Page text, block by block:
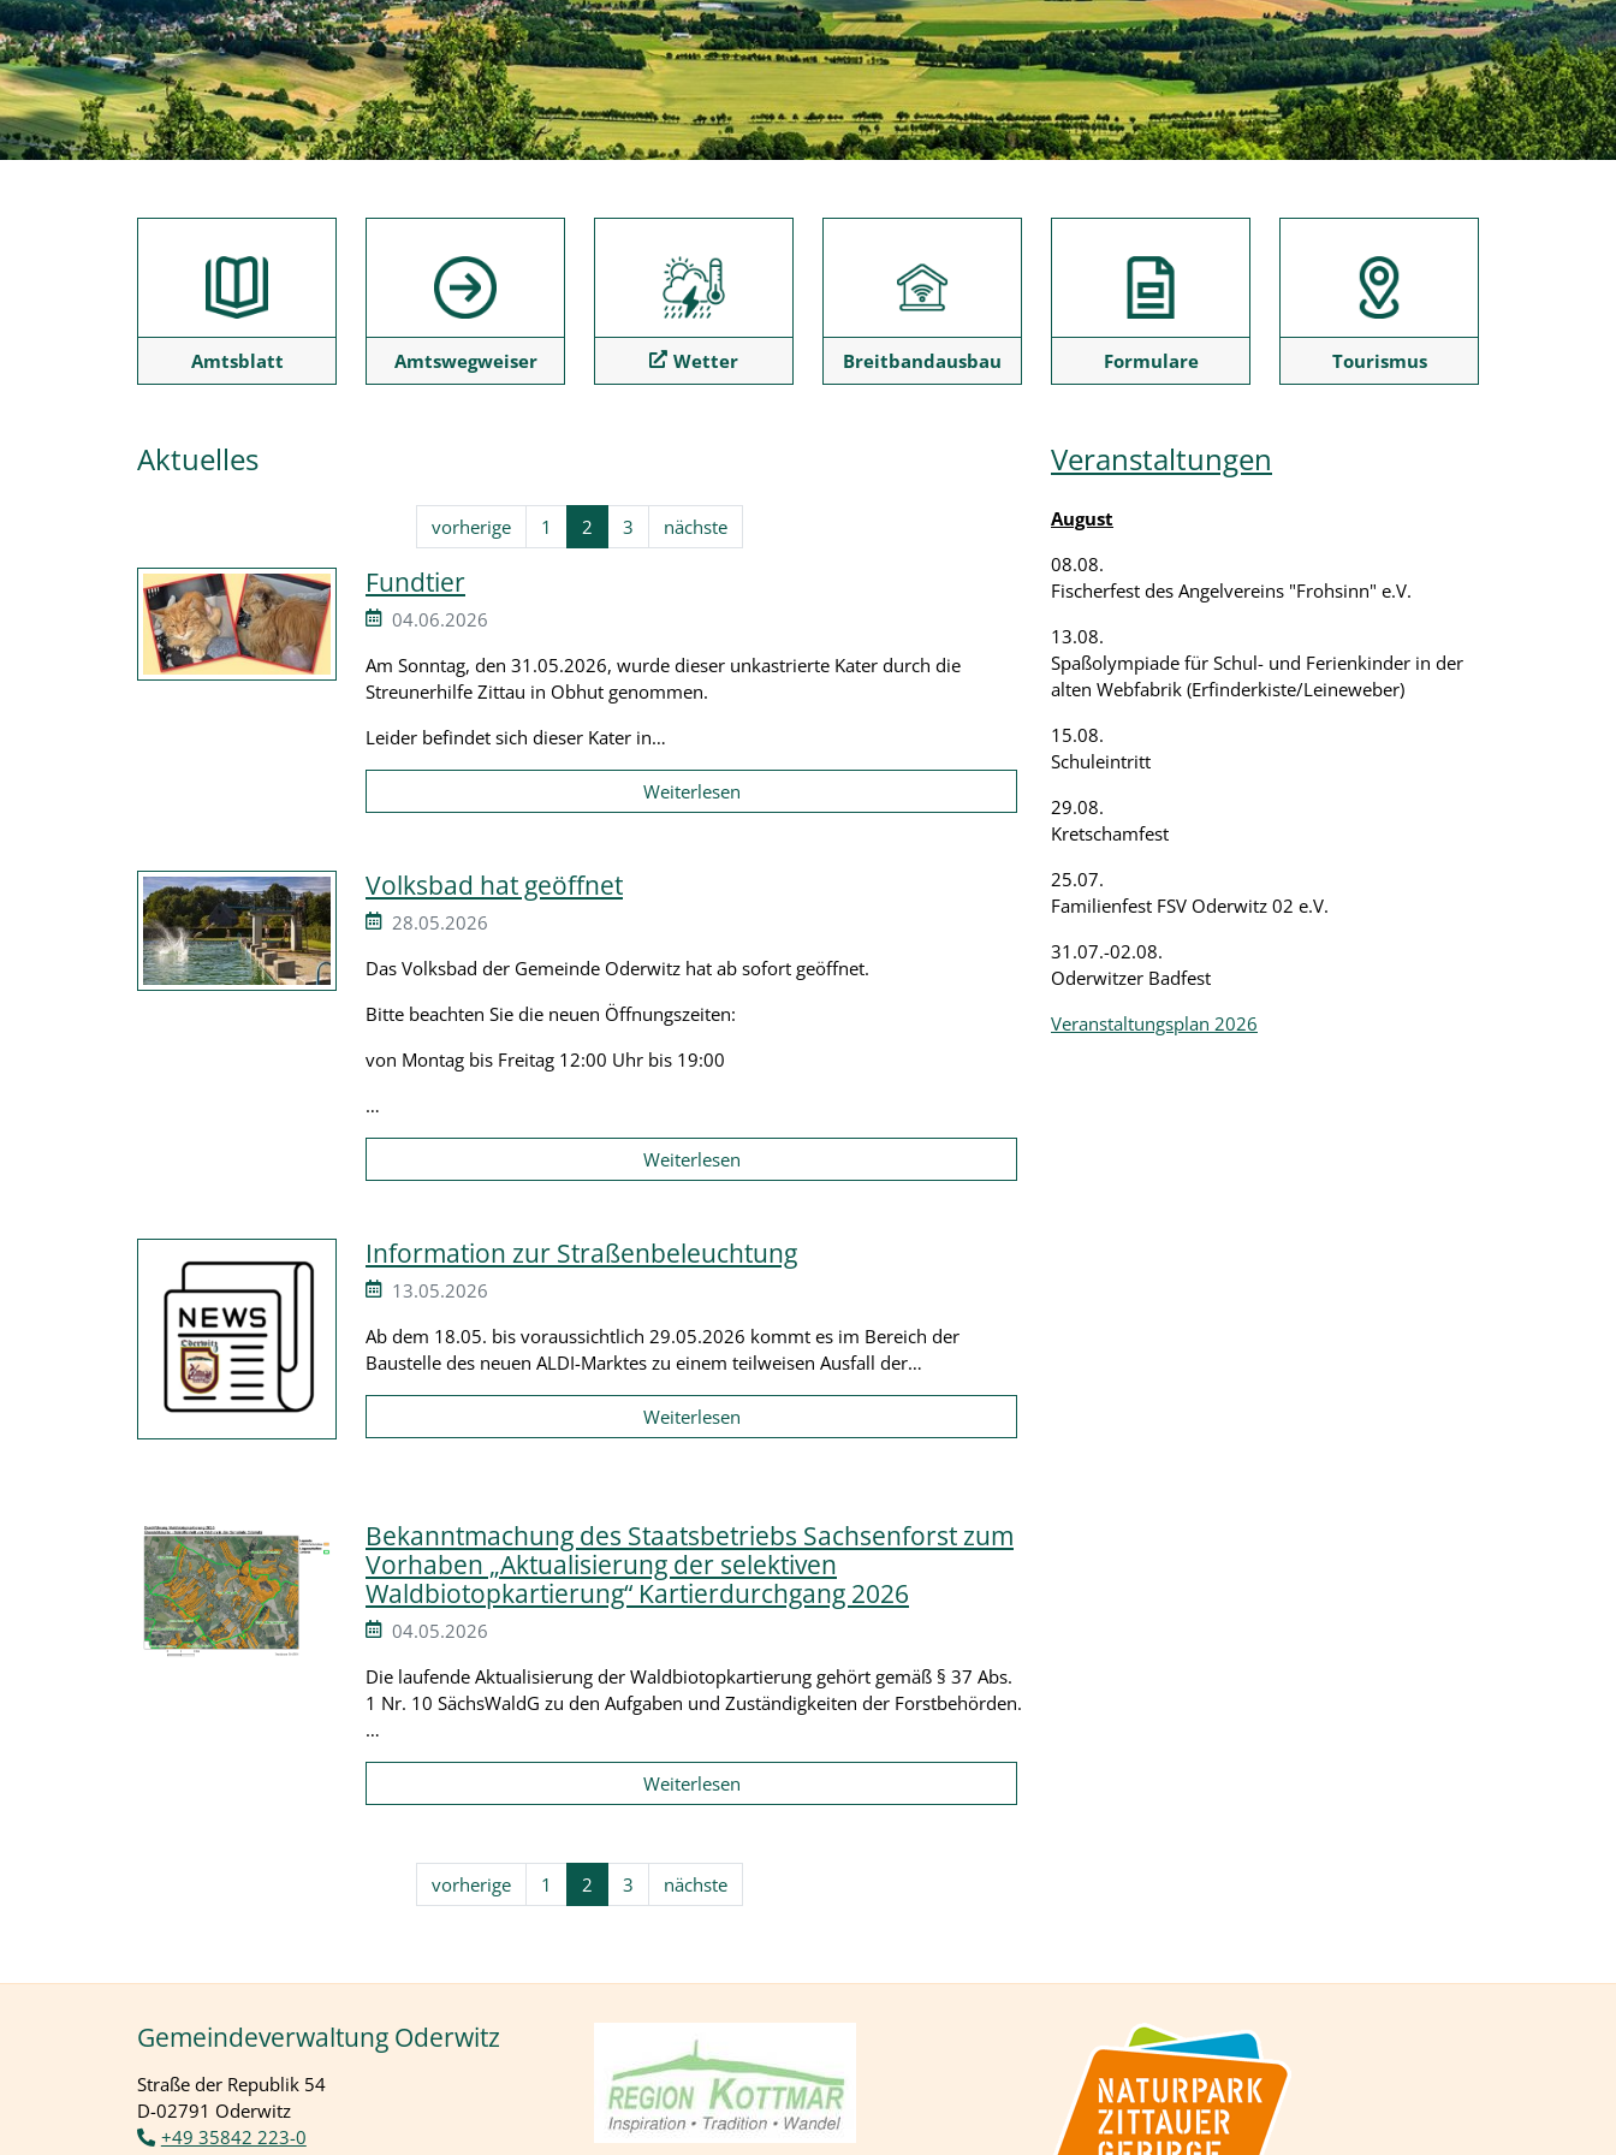
Amtsblatt Amtswegweiser Wetter Breitbandausbau Formulare Tourismus
Aktuelles
vorherige 1 2 3 nächste
Fundtier
04.06.2026
Am Sonntag, den 31.05.2026, wurde dieser unkastrierte Kater durch die
Streunerhilfe Zittau in Obhut genommen.
Leider befindet sich dieser Kater in…
Weiterlesen
Volksbad hat geöffnet
28.05.2026
Das Volksbad der Gemeinde Oderwitz hat ab sofort geöffnet.
Bitte beachten Sie die neuen Öffnungszeiten:
von Montag bis Freitag 12:00 Uhr bis 19:00
…
Weiterlesen
Information zur Straßenbeleuchtung
13.05.2026
Ab dem 18.05. bis voraussichtlich 29.05.2026 kommt es im Bereich der
Baustelle des neuen ALDI-Marktes zu einem teilweisen Ausfall der…
Weiterlesen
Bekanntmachung des Staatsbetriebs Sachsenforst zum
Vorhaben „Aktualisierung der selektiven
Waldbiotopkartierung“ Kartierdurchgang 2026
04.05.2026
Die laufende Aktualisierung der Waldbiotopkartierung gehört gemäß § 37 Abs.
1 Nr. 10 SächsWaldG zu den Aufgaben und Zuständigkeiten der Forstbehörden.
…
Weiterlesen
vorherige 1 2 3 nächste
Veranstaltungen
August
08.08.
Fischerfest des Angelvereins "Frohsinn" e.V.
13.08.
Spaßolympiade für Schul- und Ferienkinder in der
alten Webfabrik (Erfinderkiste/Leineweber)
15.08.
Schuleintritt
29.08.
Kretschamfest
25.07.
Familienfest FSV Oderwitz 02 e.V.
31.07.-02.08.
Oderwitzer Badfest
Veranstaltungsplan 2026
Gemeindeverwaltung Oderwitz
Straße der Republik 54
D-02791 Oderwitz
+49 35842 223-0